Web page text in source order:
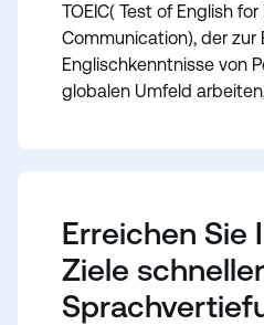
TOEIC( Test of English
Communication), der zur
Englischkenntnisse von
globalen Umfeld
Erreichen Sie
Ziele